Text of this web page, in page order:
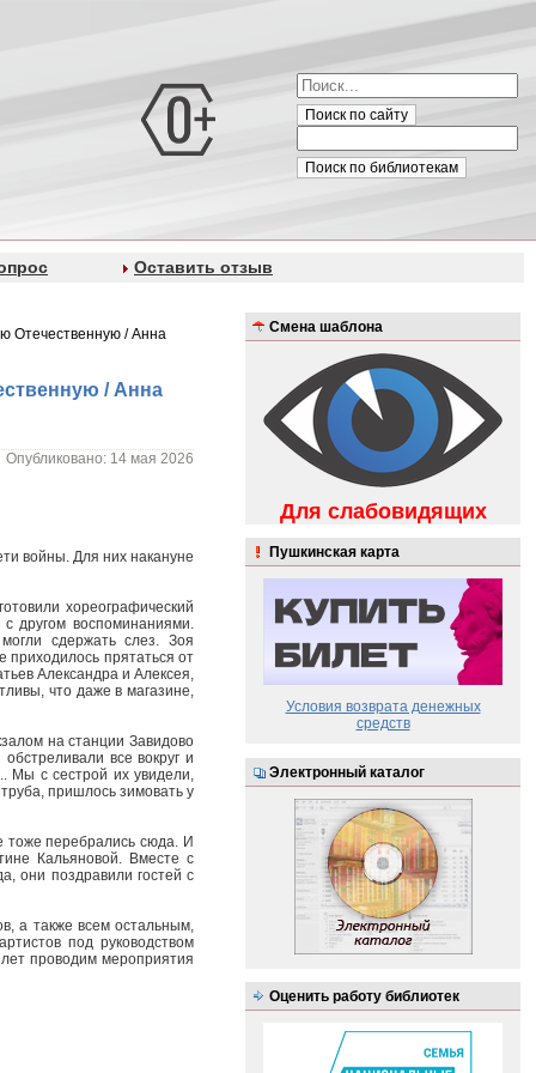
Поиск по сайту
Поиск по библиотекам
Оставить отзыв
Отечественную / Анна
/ Анна
Опубликовано: 14 мая 2026
войны. Для них накануне
хореографический
другом воспоминаниями.
сдержать слез. Зоя
приходилось прятаться от
Александра и Алексея,
что даже в магазине,
на станции Завидово
все вокруг и
Мы с сестрой их увидели,
пришлось зимовать у
тоже перебрались сюда. И
Кальяновой. Вместе с
они поздравили гостей с
а также всем остальным,
под руководством
проводим мероприятия
Смена шаблона
Для слабовидящих
Пушкинская карта
Условия возврата денежных
средств
Электронный каталог
Оценить работу библиотек